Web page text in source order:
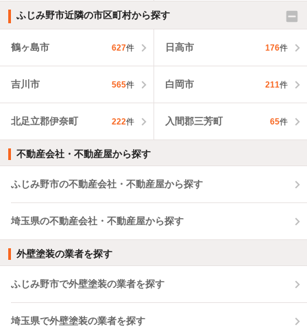
ふじみ野市近隣の市区町村から探す
鶴ヶ島市 627件 日高市 176件
吉川市 565件 白岡市 211件
北足立郡伊奈町 222件 入間郡三芳町 65件
不動産会社・不動産屋から探す
ふじみ野市の不動産会社・不動産屋から探す
埼玉県の不動産会社・不動産屋から探す
外壁塗装の業者を探す
ふじみ野市で外壁塗装の業者を探す
埼玉県で外壁塗装の業者を探す